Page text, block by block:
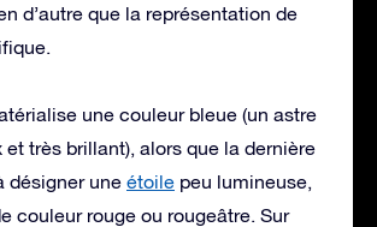
d’autre que la représentation de
une couleur bleue (un astre
très brillant), alors que la dernière
désigner une étoile peu lumineuse,
couleur rouge ou rougeâtre. Sur